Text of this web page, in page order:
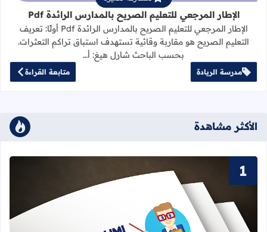
الإطار المرجعي للتعليم الصريح بالمدارس الرائدة Pdf
الإطار المرجعي للتعليم الصريح بالمدارس الرائدة Pdf أولًا: تعريف
التعليم الصريح هو مقاربة وقائية تستهدف استباق تراكم التعثرات.
بحسب الباحث شارل هيغ: أ…
مدرسة الريادة متابعة القراءة
الأكثر مشاهدة